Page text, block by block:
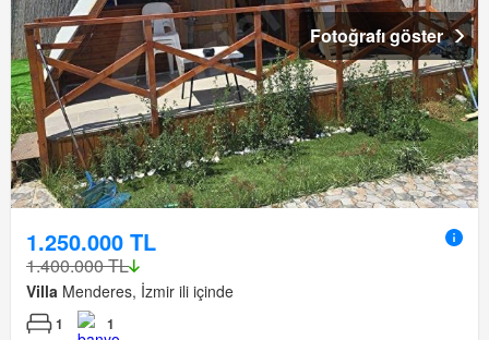
Fotoğrafı göster
1.250.000 TL
1.400.000 TL
Villa Menderes, İzmir ili içinde
1 1